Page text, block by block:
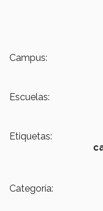
Campus:
Escuelas:
Etiquetas:
Categoría: